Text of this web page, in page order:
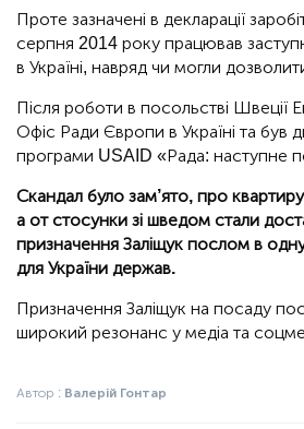
Проте зазначені в декларації
серпня 2014 року працював
в Україні, навряд чи могли
Після роботи в посольстві Швеції
Офіс Ради Європи в Україні та був
програми USAID «Рада: наступне
Скандал було зам’ято, про
а от стосунки зі шведом стали
призначення Заліщук послом в
для України держав.
Призначення Заліщук на посаду
широкий резонанс у медіа та
Автор : Валерій Гонтар